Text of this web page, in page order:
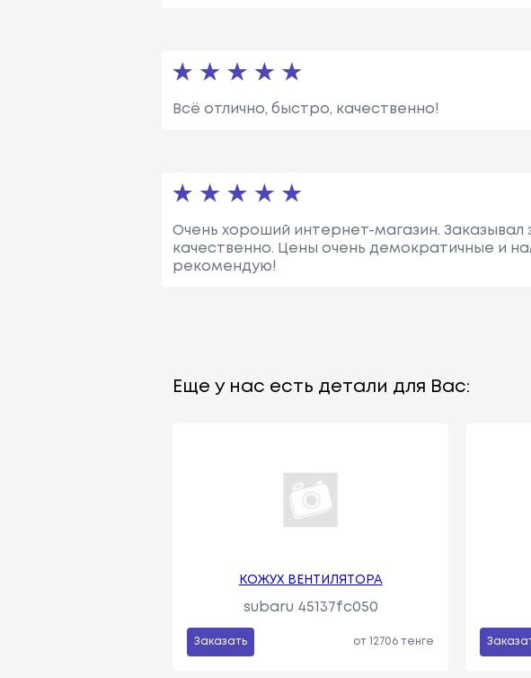
Всё отлично, быстро, качественно!
Очень хороший интернет-магазин.
качественно. Цены очень демократичные и
рекомендую!
Еще у нас есть детали для Вас:
КОЖУХ ВЕНТИЛЯТОРА
subaru 45137fc050
Заказать от 12706 тенге